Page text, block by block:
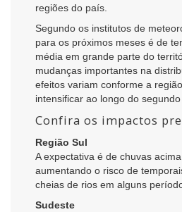
regiões do país.
Segundo os institutos de
para os próximos meses é de
média em grande parte do
mudanças importantes na
efeitos variam conforme a
intensificar ao longo do segundo
Confira os impactos
Região Sul
A expectativa é de chuvas acima
aumentando o risco de
cheias de rios em alguns
Sudeste